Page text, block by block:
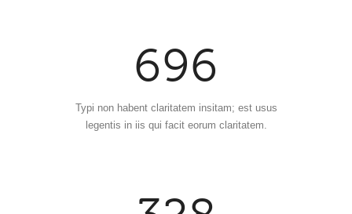
696
Typi non habent claritatem insitam; est usus
legentis in iis qui facit eorum claritatem.